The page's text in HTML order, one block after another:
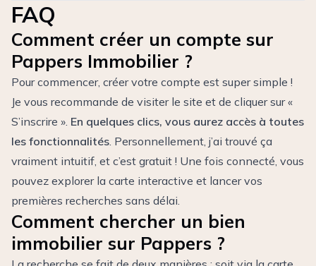
FAQ
Comment créer un compte sur
Pappers Immobilier ?
Pour commencer, créer votre compte est super simple !
Je vous recommande de visiter le site et de cliquer sur «
S’inscrire ». En quelques clics, vous aurez accès à toutes
les fonctionnalités. Personnellement, j’ai trouvé ça
vraiment intuitif, et c’est gratuit ! Une fois connecté, vous
pouvez explorer la carte interactive et lancer vos
premières recherches sans délai.
Comment chercher un bien
immobilier sur Pappers ?